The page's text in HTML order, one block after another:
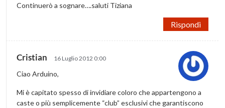
Continuerò a sognare….saluti Tiziana
Rispondi
Cristian 16 Luglio 2012 0:00
Ciao Arduino,
Mi è capitato spesso di invidiare coloro che appartengono a
caste o più semplicemente “club” esclusivi che garantiscono